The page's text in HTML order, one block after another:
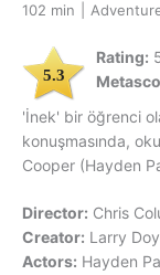
102 min
5.3
Rating:
'İnek' bir öğrenci
konuşmasında,
Cooper (Hayden
Director: Chris
Creator: Larry
Actors: Hayden